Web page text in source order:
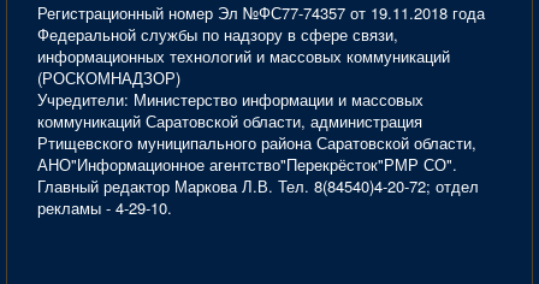
Регистрационный номер Эл №ФС77-74357 от 19.11.2018 года
Федеральной службы по надзору в сфере связи,
информационных технологий и массовых коммуникаций
(РОСКОМНАДЗОР)
Учредители: Министерство информации и массовых
коммуникаций Саратовской области, администрация
Ртищевского муниципального района Саратовской области,
АНО"Информационное агентство"Перекрёсток"РМР СО".
Главный редактор Маркова Л.В. Тел. 8(84540)4-20-72; отдел
рекламы - 4-29-10.